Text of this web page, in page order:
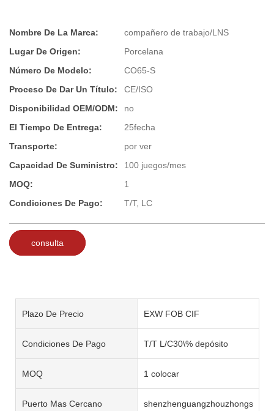
Nombre De La Marca:
compañero de trabajo/LNS
Lugar De Origen:
Porcelana
Número De Modelo:
CO65-S
Proceso De Dar Un Título:
CE/ISO
Disponibilidad OEM/ODM:
no
El Tiempo De Entrega:
25fecha
Transporte:
por ver
Capacidad De Suministro:
100 juegos/mes
MOQ:
1
Condiciones De Pago:
T/T, LC
consulta
Plazo De Precio EXW FOB CIF
Condiciones De Pago T/T L/C30\% depósito
MOQ 1 colocar
Puerto Mas Cercano shenzhenguangzhouzhongshan